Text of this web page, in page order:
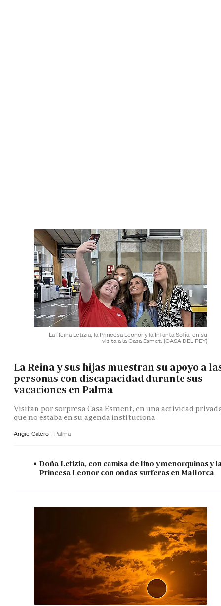
La Reina Letizia, la Princesa Leonor y la Infanta Sofía, en su
visita a la Casa Esmet. (CASA DEL REY)
La Reina y sus hijas muestran su apoyo a
personas con discapacidad durante sus
vacaciones en Palma
Visitan por sorpresa Casa Esment, en una actividad
que no estaba en su agenda instituciona
Angie Calero Palma
Doña Letizia, con camisa de lino y menorquinas y
Princesa Leonor con ondas surferas en Mallorca